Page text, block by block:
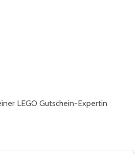
LEGO Gutschein-Expertin